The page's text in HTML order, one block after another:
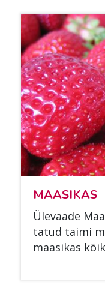
MAA­SI­KAS
Üle­vaa­de
ta­tud tai­mi
maa­si­kas